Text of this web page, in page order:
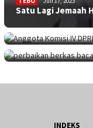
Satu Lagi Jemaah
KOTA JAMBI
Sekolah Minim
JAMBITV , POLITIK ,
Perpanjangan
INDEKS